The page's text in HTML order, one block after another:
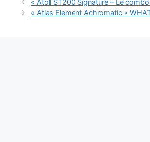
« Atoll ST200 Signature – Le
« Atlas Element Achromatic »